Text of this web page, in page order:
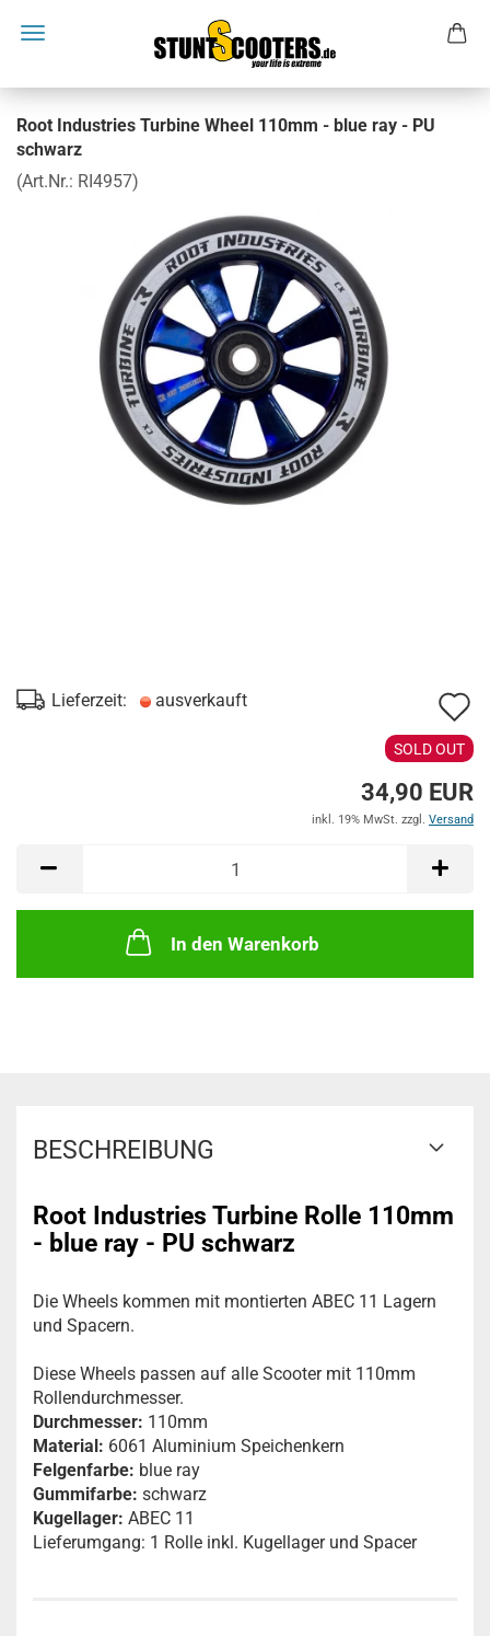
Root Industries Turbine Wheel 110mm - blue ray - PU
schwarz
(Art.Nr.: RI4957)
Lieferzeit: ausverkauft
SOLD OUT
34,90 EUR
inkl. 19% MwSt. zzgl. Versand
In den Warenkorb
BESCHREIBUNG
Root Industries Turbine Rolle 110mm
- blue ray - PU schwarz
Die Wheels kommen mit montierten ABEC 11 Lagern
und Spacern.
Diese Wheels passen auf alle Scooter mit 110mm
Rollendurchmesser.
Durchmesser: 110mm
Material: 6061 Aluminium Speichenkern
Felgenfarbe: blue ray
Gummifarbe: schwarz
Kugellager: ABEC 11
Lieferumgang: 1 Rolle inkl. Kugellager und Spacer